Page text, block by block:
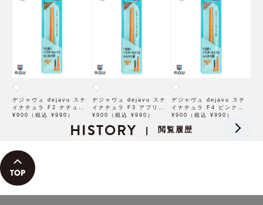
デジャヴュ dejavu ステ
イナチュラ F2 ナチュラル
ブラウン【アイブロウ】
¥900（税込 ¥990）
デジャヴュ dejavu ステ
イナチュラ F3 アプリコッ
トブラウン【アイブロウ】
¥900（税込 ¥990）
デジャヴュ dejavu ステ
イナチュラ F4 ピンクベー
ジュ【アイブロウ】【イミ
¥900（税込 ¥990）
HISTORY | 閲覧履歴